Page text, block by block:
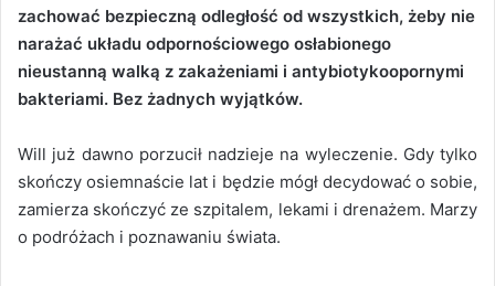
zachować bezpieczną odległość od wszystkich, żeby nie
narażać układu odpornościowego osłabionego
nieustanną walką z zakażeniami i antybiotykoopornymi
bakteriami. Bez żadnych wyjątków.
Will już dawno porzucił nadzieje na wyleczenie. Gdy tylko
skończy osiemnaście lat i będzie mógł decydować o sobie,
zamierza skończyć ze szpitalem, lekami i drenażem. Marzy
o podróżach i poznawaniu świata.